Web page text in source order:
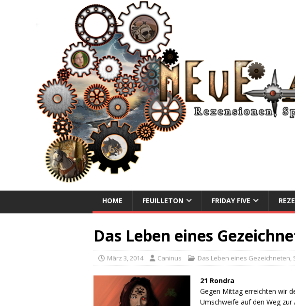
NEUE ABENTEUER
HOME FEUILLETON FRIDAY FIVE
Das Leben eines
März 3, 2014 Caninus Das Leben eines Gezeichneten,
21 Rondra
Gegen Mittag erreichten wir
Umschweife auf den Weg